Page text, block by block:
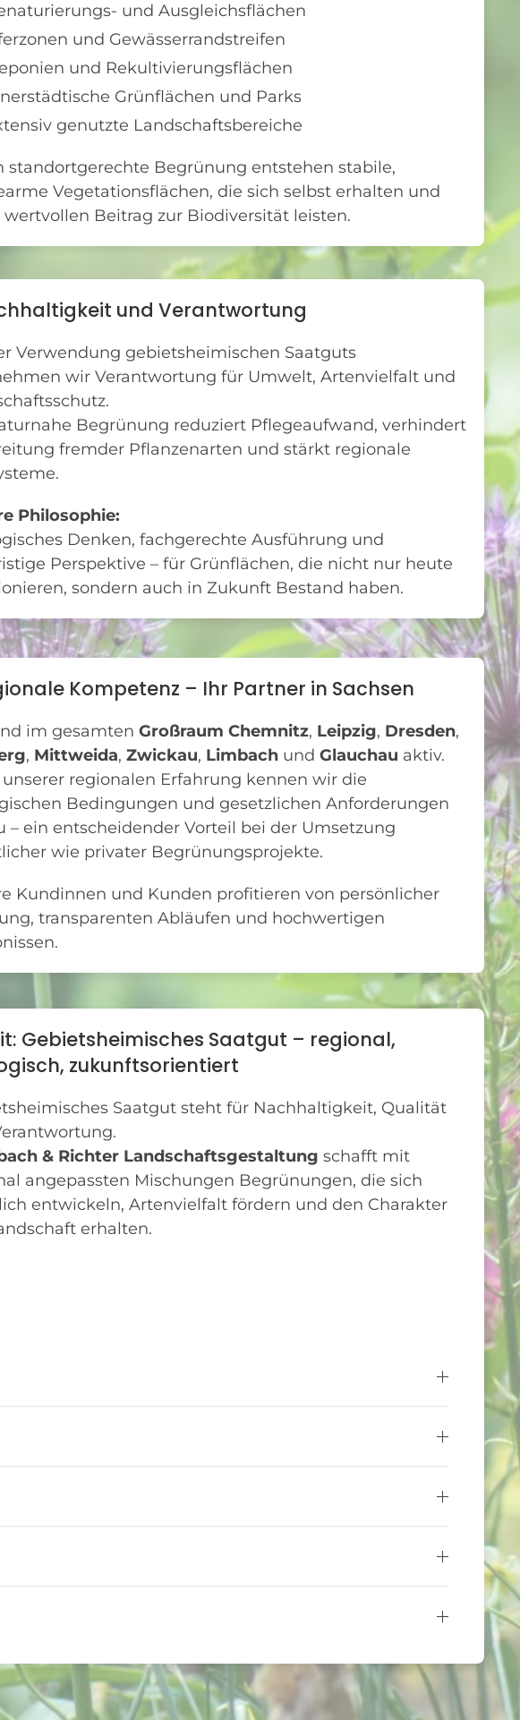
und Ausgleichsflächen
und Gewässerrandstreifen
und Rekultivierungsflächen
Grünflächen und Parks
genutzte Landschaftsbereiche
standortgerechte Begrünung entstehen stabile,
Vegetationsflächen, die sich selbst erhalten und
wertvollen Beitrag zur Biodiversität leisten.
und Verantwortung
Verwendung gebietsheimischen Saatguts
wir Verantwortung für Umwelt, Artenvielfalt und
Begrünung reduziert Pflegeaufwand, verhindert
fremder Pflanzenarten und stärkt regionale
Philosophie:
Denken, fachgerechte Ausführung und
Perspektive – für Grünflächen, die nicht nur heute
sondern auch in Zukunft Bestand haben.
Kompetenz – Ihr Partner in Sachsen
im gesamten Großraum Chemnitz, Leipzig, Dresden,
, Mittweida, Zwickau, Limbach und Glauchau aktiv.
regionalen Erfahrung kennen wir die
Bedingungen und gesetzlichen Anforderungen
– ein entscheidender Vorteil bei der Umsetzung
wie privater Begrünungsprojekte.
Kundinnen und Kunden profitieren von persönlicher
transparenten Abläufen und hochwertigen
Gebietsheimisches Saatgut – regional,
zukunftsorientiert
Saatgut steht für Nachhaltigkeit, Qualität
& Richter Landschaftsgestaltung schafft mit
angepassten Mischungen Begrünungen, die sich
entwickeln, Artenvielfalt fördern und den Charakter
erhalten.